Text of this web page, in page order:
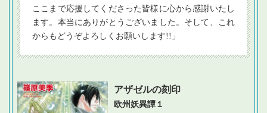
ここまで応援してくださった皆様に心から感謝いたし
ます。本当にありがとうございました。そして、これ
からもどうぞよろしくお願いします!!」
アザゼルの刻印
欧州妖異譚１